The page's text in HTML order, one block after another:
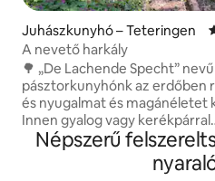
Juhászkunyhó – Teteringen
A nevető harkály
🌳 „De Lachende Specht” nevű
pásztorkunyhónk az erdőben
és nyugalmat és magánéletet
Innen gyalog vagy kerékpárral
egyenesen a természetbe
közeli homokdűnékhez,
falvakhoz vagy tágas
Népszerű